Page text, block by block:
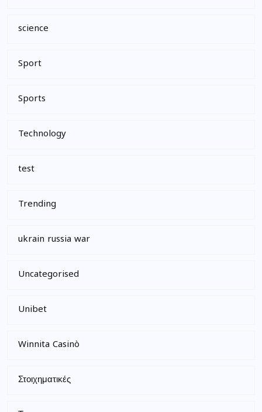
science
Sport
Sports
Technology
test
Trending
ukrain russia war
Uncategorised
Unibet
Winnita Casinò
Στοιχηματικές